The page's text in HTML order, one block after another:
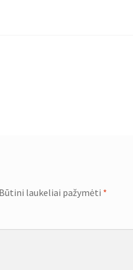
Būtini laukeliai pažymėti *